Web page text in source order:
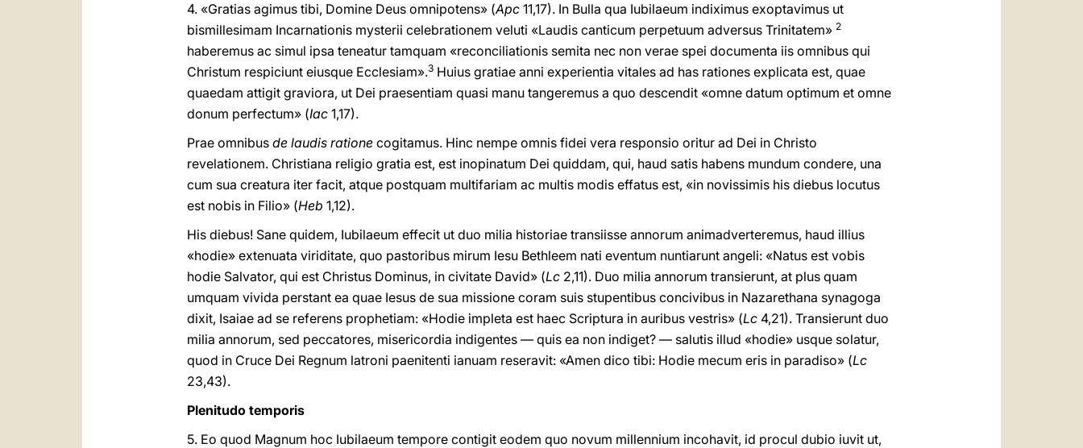
4. «Gratias agimus tibi, Domine Deus omnipotens» (Apc 11,17). In Bulla qua Iubilaeum indiximus exoptavimus ut
bismillesimam Incarnationis mysterii celebrationem veluti «Laudis canticum perpetuum adversus Trinitatem» 2
haberemus ac simul ipsa teneatur tamquam «reconciliationis semita nec non verae spei documenta iis omnibus qui
Christum respiciunt eiusque Ecclesiam».3 Huius gratiae anni experientia vitales ad has rationes explicata est, quae
quaedam attigit graviora, ut Dei praesentiam quasi manu tangeremus a quo descendit «omne datum optimum et omne
donum perfectum» (Iac 1,17).
Prae omnibus de laudis ratione cogitamus. Hinc nempe omnis fidei vera responsio oritur ad Dei in Christo
revelationem. Christiana religio gratia est, est inopinatum Dei quiddam, qui, haud satis habens mundum condere, una
cum sua creatura iter facit, atque postquam multifariam ac multis modis effatus est, «in novissimis his diebus locutus
est nobis in Filio» (Heb 1,12).
His diebus! Sane quidem, Iubilaeum effecit ut duo milia historiae transiisse annorum animadverteremus, haud illius
«hodie» extenuata viriditate, quo pastoribus mirum Iesu Bethleem nati eventum nuntiarunt angeli: «Natus est vobis
hodie Salvator, qui est Christus Dominus, in civitate David» (Lc 2,11). Duo milia annorum transierunt, at plus quam
umquam vivida perstant ea quae Iesus de sua missione coram suis stupentibus concivibus in Nazarethana synagoga
dixit, Isaiae ad se referens prophetiam: «Hodie impleta est haec Scriptura in auribus vestris» (Lc 4,21). Transierunt duo
milia annorum, sed peccatores, misericordia indigentes — quis ea non indiget? — salutis illud «hodie» usque solatur,
quod in Cruce Dei Regnum latroni paenitenti ianuam reseravit: «Amen dico tibi: Hodie mecum eris in paradiso» (Lc
23,43).
Plenitudo temporis
5. Eo quod Magnum hoc Iubilaeum tempore contigit eodem quo novum millennium incohavit, id procul dubio iuvit ut,